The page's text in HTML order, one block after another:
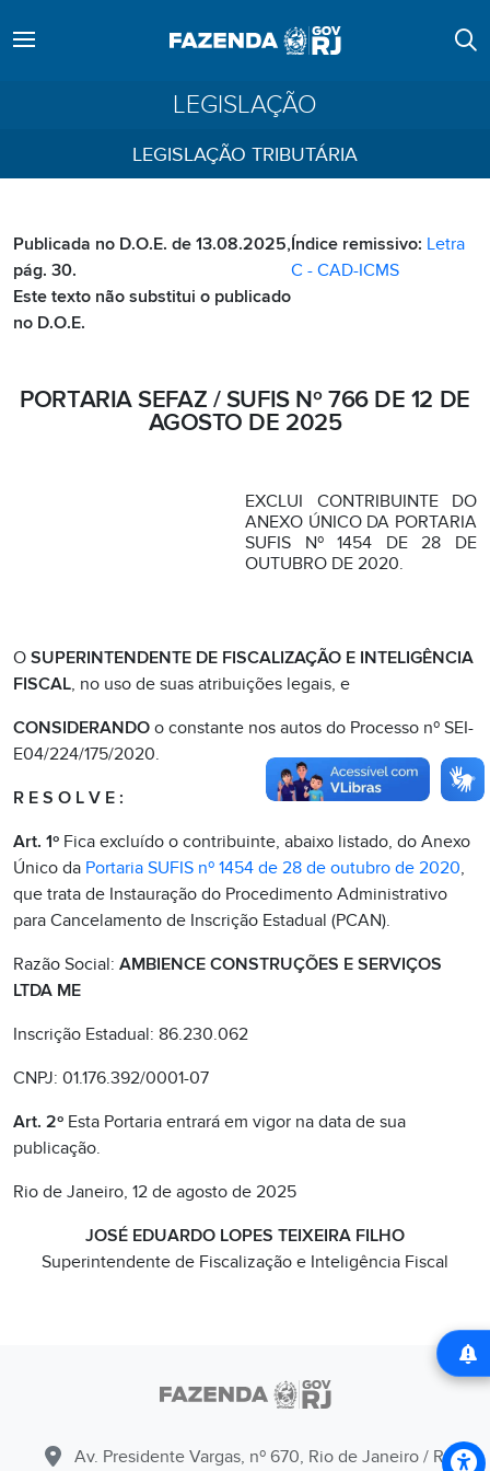
LEGISLAÇÃO
LEGISLAÇÃO TRIBUTÁRIA
Publicada no D.O.E. de 13.08.2025,
pág. 30.
Este texto não substitui o publicado
no D.O.E.
Índice remissivo: Letra
C - CAD-ICMS
PORTARIA SEFAZ / SUFIS Nº 766 DE 12 DE
AGOSTO DE 2025
EXCLUI CONTRIBUINTE DO
ANEXO ÚNICO DA PORTARIA
SUFIS Nº 1454 DE 28 DE
OUTUBRO DE 2020.
O SUPERINTENDENTE DE FISCALIZAÇÃO E INTELIGÊNCIA
FISCAL, no uso de suas atribuições legais, e
CONSIDERANDO o constante nos autos do Processo nº SEI-
E04/224/175/2020.
R E S O L V E :
Art. 1º Fica excluído o contribuinte, abaixo listado, do Anexo
Único da Portaria SUFIS nº 1454 de 28 de outubro de 2020,
que trata de Instauração do Procedimento Administrativo
para Cancelamento de Inscrição Estadual (PCAN).
Razão Social: AMBIENCE CONSTRUÇÕES E SERVIÇOS
LTDA ME
Inscrição Estadual: 86.230.062
CNPJ: 01.176.392/0001-07
Art. 2º Esta Portaria entrará em vigor na data de sua
publicação.
Rio de Janeiro, 12 de agosto de 2025
JOSÉ EDUARDO LOPES TEIXEIRA FILHO
Superintendente de Fiscalização e Inteligência Fiscal
Av. Presidente Vargas, nº 670, Rio de Janeiro / RJ -